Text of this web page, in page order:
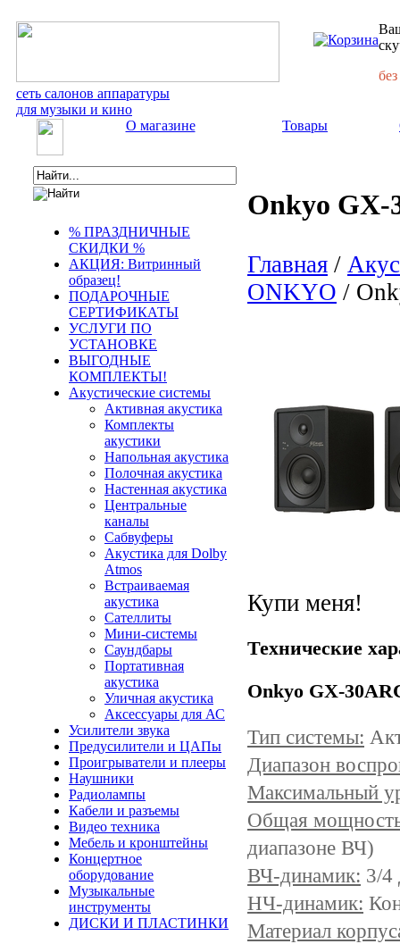
сеть салонов аппаратуры
для музыки и кино
О магазине Товары
% ПРАЗДНИЧНЫЕ
СКИДКИ %
АКЦИЯ: Витринный
образец!
ПОДАРОЧНЫЕ
СЕРТИФИКАТЫ
УСЛУГИ ПО
УСТАНОВКЕ
ВЫГОДНЫЕ
КОМПЛЕКТЫ!
Акустические системы
Активная акустика
Комплекты
акустики
Напольная акустика
Полочная акустика
Настенная акустика
Центральные
каналы
Сабвуферы
Акустика для Dolby
Atmos
Встраиваемая
акустика
Сателлиты
Мини-системы
Саундбары
Портативная
акустика
Уличная акустика
Аксессуары для АС
Усилители звука
Предусилители и ЦАПы
Проигрыватели и плееры
Наушники
Радиолампы
Кабели и разъемы
Видео техника
Мебель и кронштейны
Концертное
оборудование
Музыкальные
инструменты
ДИСКИ И ПЛАСТИНКИ
Onkyo GX-
Главная /
ONKYO /
Купи меня!
Технические
Onkyo GX-
Тип системы:
Диапазон
Максимальный
Общая
диапазоне ВЧ)
ВЧ-динамик: 3/
НЧ-динамик:
Материал